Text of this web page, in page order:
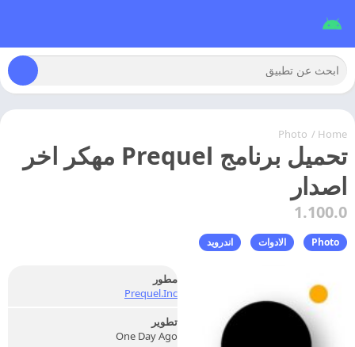
Home
/
Photo
تحميل برنامج Prequel مهكر اخر
اصدار
1.100.0
Photo الادوات اندرويد
مطور
Prequel.Inc
تطوير
One Day Ago